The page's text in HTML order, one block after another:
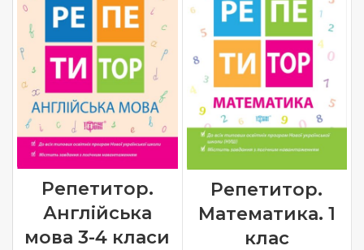
Репетитор.
Англійська
мова 3-4 класи
Репетитор.
Математика. 1
клас